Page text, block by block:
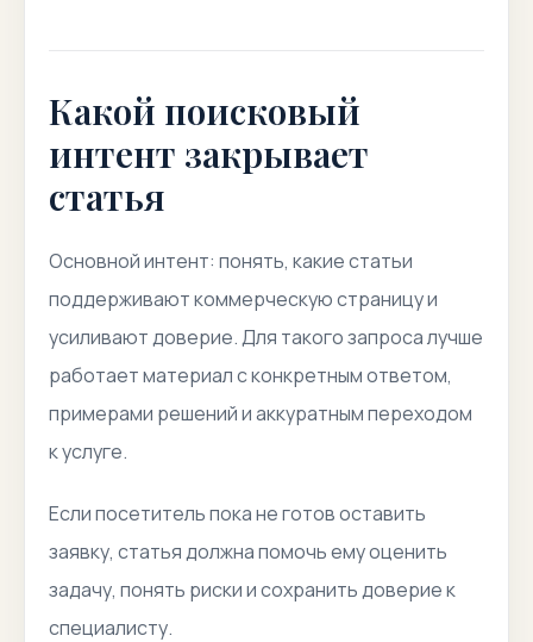
Какой поисковый
интент закрывает
статья
Основной интент: понять, какие статьи
поддерживают коммерческую страницу и
усиливают доверие. Для такого запроса лучше
работает материал с конкретным ответом,
примерами решений и аккуратным переходом
к услуге.
Если посетитель пока не готов оставить
заявку, статья должна помочь ему оценить
задачу, понять риски и сохранить доверие к
специалисту.